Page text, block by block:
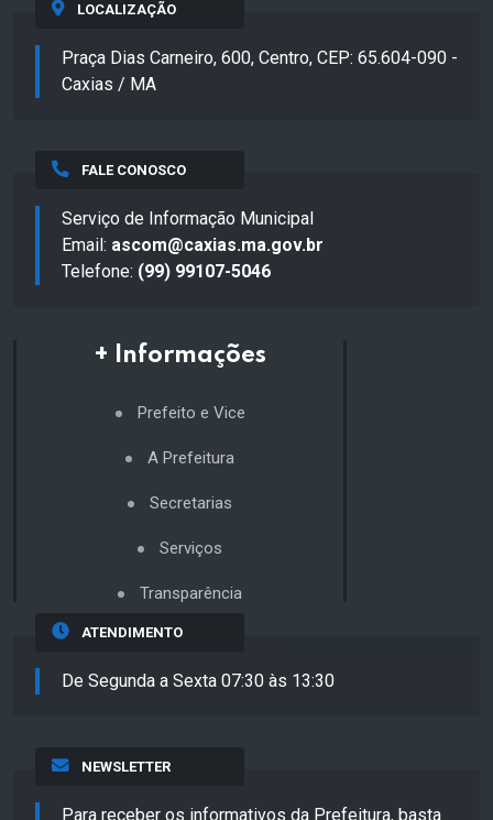
LOCALIZAÇÃO
Praça Dias Carneiro, 600, Centro, CEP: 65.604-090 -
Caxias / MA
FALE CONOSCO
Serviço de Informação Municipal
Email: ascom@caxias.ma.gov.br
Telefone: (99) 99107-5046
+ Informações
Prefeito e Vice
A Prefeitura
Secretarias
Serviços
Transparência
ATENDIMENTO
De Segunda a Sexta 07:30 às 13:30
NEWSLETTER
Para receber os informativos da Prefeitura, basta